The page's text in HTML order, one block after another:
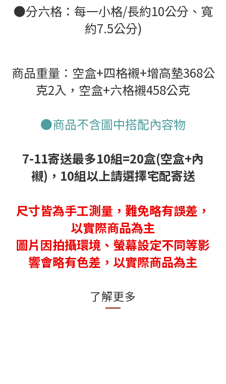
●分六格：每一小格/長約10公分、寬
約7.5公分)
商品重量：空盒+四格襯+增高墊368公
克2入，空盒+六格襯458公克
●商品不含圖中搭配內容物
7-11寄送最多10組=20盒(空盒+內
襯)，10組以上請選擇宅配寄送
尺寸皆為手工測量，難免略有誤差，
以實際商品為主
圖片因拍攝環境、螢幕設定不同等影
響會略有色差，以實際商品為主
了解更多